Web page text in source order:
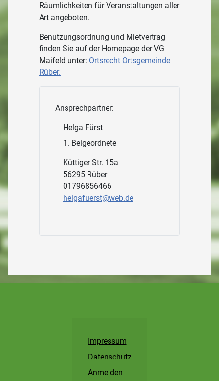
Räumlichkeiten für Veranstaltungen aller
Art angeboten.
Benutzungsordnung und Mietvertrag
finden Sie auf der Homepage der VG
Maifeld unter: Ortsrecht Ortsgemeinde
Rüber.
Ansprechpartner:
Helga Fürst
1. Beigeordnete
Küttiger Str. 15a
56295 Rüber
01796856466
helgafuerst@web.de
Impressum
Datenschutz
Anmelden